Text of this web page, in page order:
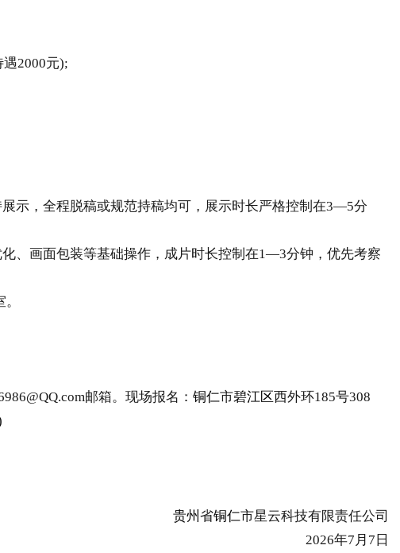
2000元);
示，全程脱稿或规范持稿均可，展示时长严格控制在3—5分
、画面包装等基础操作，成片时长控制在1—3分钟，优先考察
邮箱。现场报名： 铜仁市碧江区西外环185号308
贵州 省铜仁市星云科技有限责任公司
2026年7月7日